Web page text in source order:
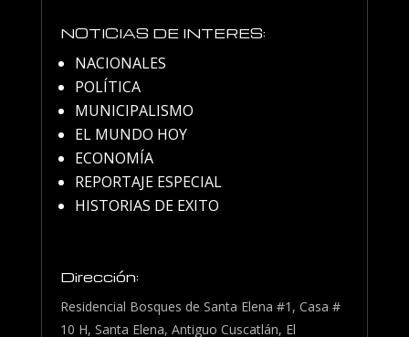
NOTICIAS DE INTERES:
NACIONALES
POLÍTICA
MUNICIPALISMO
EL MUNDO HOY
ECONOMÍA
REPORTAJE ESPECIAL
HISTORIAS DE EXITO
Dirección:
Residencial Bosques de Santa Elena #1, Casa #
10 H, Santa Elena, Antiguo Cuscatlán, El